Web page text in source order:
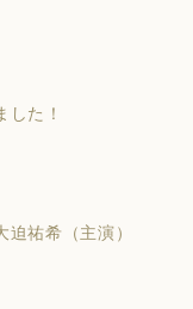
た！
迫祐希（主演）